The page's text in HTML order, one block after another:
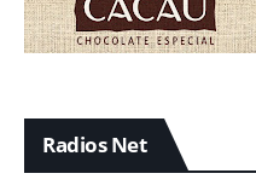
Radios Net